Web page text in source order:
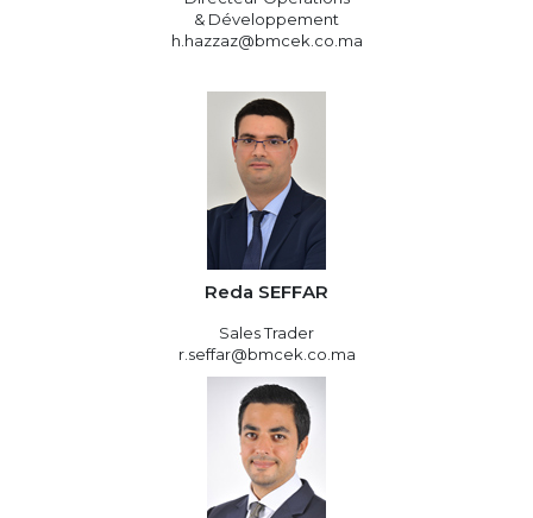
& Développement
h.hazzaz@bmcek.co.ma
Reda SEFFAR
Sales Trader
r.seffar@bmcek.co.ma